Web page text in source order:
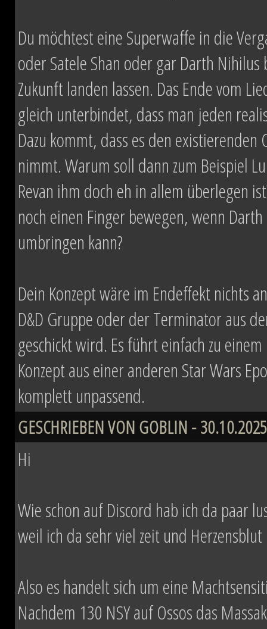
Du möchtest eine Superwaffe in die
oder Satele Shan oder gar Darth
Zukunft landen lassen. Das Ende vom
gleich unterbindet, dass man jeden
Dazu kommt, dass es den
nimmt. Warum soll dann zum Beispiel
Revan ihm doch eh in allem überlegen
noch einen Finger bewegen, wenn
umbringen kann?
Dein Konzept wäre im Endeffekt nichts
D&D Gruppe oder der Terminator aus
geschickt wird. Es führt einfach zu
Konzept aus einer anderen Star Wars
komplett unpassend.
GESCHRIEBEN VON GOBLIN -
Hi
Wie schon auf Discord hab ich da paar
weil ich da sehr viel zeit und
Also es handelt sich um eine
Nachdem 130 NSY auf Ossos das